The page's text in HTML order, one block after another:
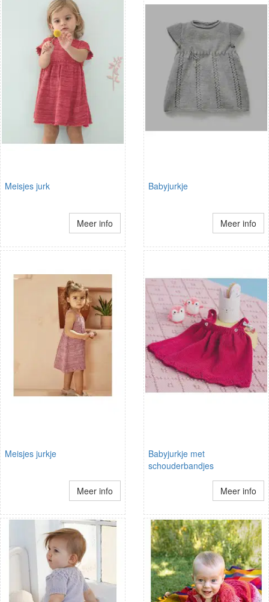
Meisjes jurk
Meer info
Babyjurkje
Meer info
Meisjes jurkje
Meer info
Babyjurkje met
schouderbandjes
Meer info